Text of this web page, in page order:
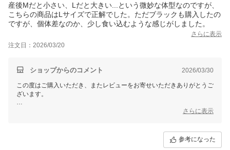
産後Mだと小さい、Lだと大きい...という微妙な体型なのですが、
こちらの商品はLサイズで正解でした。ただブラックも購入したの
ですが、個体差なのか、少し食い込むような感じがしました。
さらに表示
注文日：2026/03/20
ショップからのコメント 2026/03/30
この度はご購入いただき、またレビューをお寄せいただきありがとうご
ざいます。
ブラックのフィット感に差があった点につきましては、ご不便をおかけ
今後もより快適にお使いいただける商品づくりに努めてまいります。
さらに表示
参考になった